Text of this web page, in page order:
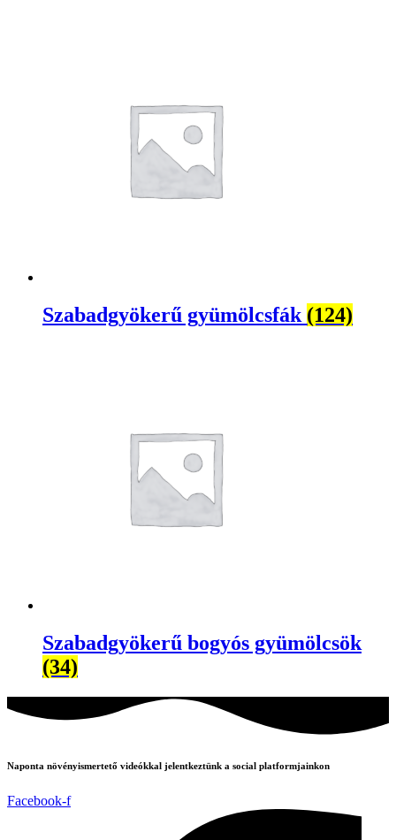
Szabadgyökerű gyümölcsfák (124)
Szabadgyökerű bogyós gyümölcsök
(34)
Naponta növényismertető videókkal jelentkeztünk a social platformjainkon
Facebook-f